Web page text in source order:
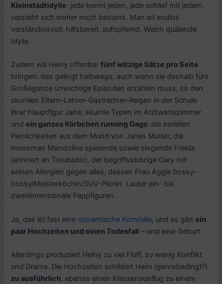
Kleinstadtidylle: jede kennt jeden, jede schlief mit jedem,
versteht sich immer noch bestens. Man ist endlos
verständnisvoll, hilfsbereit, aufopfernd. Welch quälende
Idylle.
Zudem will Heiny offenbarfünf witzige Sätze pro Seite
bringen: das gelingt halbwegs, auch wenn sie deshalb fürs
Großeganze unwichtige Episoden erzählen muss, so den
skurrilen Eltern-Lehrer-Gastredner-Reigen in der Schule
ihrer Hauptfigur Jane, skurrile Typen im Arztwartezimmer
undein ganzes Körbchen running Gags: die seriellen
Peinlichkeiten aus dem Mund von Janes Mutter, die
monoman Mandoline spielende sowie singende Freida
(erinnert an Troubadix), der begriffsstutzige Gary mit
seinen Allergien gegen alles, dessen Frau Aggie bossy-
bossy/Meisterköchin/SUV-Pilotin. Lauter ein- bis
zweidimensionale Pappfiguren.
Ja, das ist fast eine romantische Komödie, und es gibtein
paar Hochzeiten und einen Todesfall – und eine Geburt.
Allerdings produziert Heiny zu viel Fluff, zu wenig Konflikt
und Drama. Die Hochzeiten schildert Heini (genrebedingt?)
zu ausführlich, ebenso einen Klassenausflug zu einem